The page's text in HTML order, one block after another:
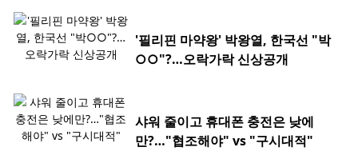
'필리핀 마약왕' 박왕열, 한국선 "박
○○"?…오락가락 신상공개
샤워 줄이고 휴대폰 충전은 낮에
만?…"협조해야" vs "구시대적"